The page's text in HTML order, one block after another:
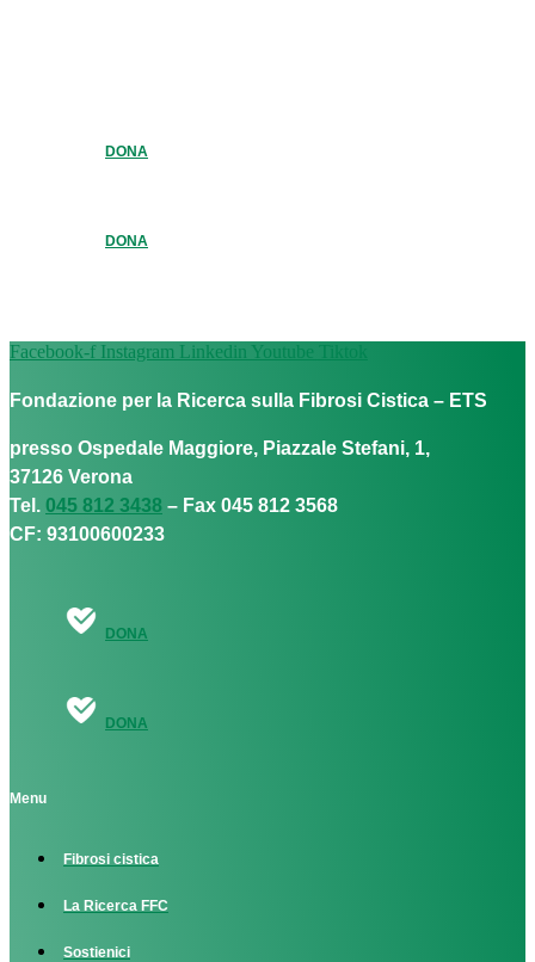
DONA
DONA
Facebook-f Instagram Linkedin Youtube Tiktok
Fondazione per la Ricerca sulla Fibrosi Cistica – ETS
presso Ospedale Maggiore, Piazzale Stefani, 1,
37126 Verona
Tel. 045 812 3438 – Fax 045 812 3568
CF: 93100600233
DONA
DONA
Menu
Fibrosi cistica
La Ricerca FFC
Sostienici